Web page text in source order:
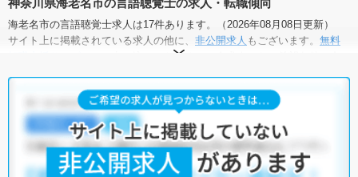
神奈川県海老名市の言語聴覚士の求人・転職傾向
海老名市の言語聴覚士求人は17件あります。（2026年08月08日更新）
サイト上に掲載されている求人の他に、 非公開求人 もございます。 無料
にお申し込みいただくと、全求人からご希望条件に合
海老名市の言語聴覚士求人では以下のような条件が人気です。
土日祝休・積極採用中・ 新卒OK ・ 正社員(正職員)
クリニック・介護福祉施設・訪問リハビリ(在宅医療)・
・保育園